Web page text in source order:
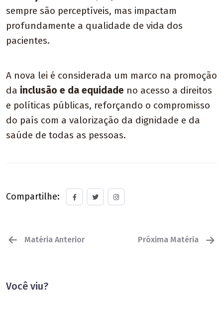
sempre são perceptíveis, mas impactam
profundamente a qualidade de vida dos
pacientes.
A nova lei é considerada um marco na promoção
da inclusão e da equidade no acesso a direitos
e políticas públicas, reforçando o compromisso
do país com a valorização da dignidade e da
saúde de todas as pessoas.
Compartilhe:
Matéria Anterior Próxima Matéria
Você viu?